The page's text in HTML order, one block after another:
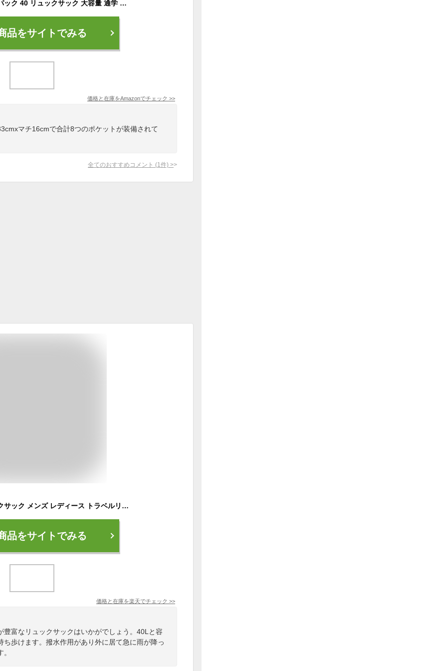
[ミズノ] NXT バックパック 40 リュックサック 大容量 通学 スポーツ用 部活 ユニセックス 33JD3001 ネイビー×レッド
品をサイトでみる
価格と在庫をAmazonでチェック >>
マチ16cmで合計8つのポケットが装備されて
全てのおすすめコメント (1 件) >
旅行リュック リュックサック メンズ レディース トラベルリュック 大容量 バックパック 40L バッグ 登山 アウトドア 撥水 旅行 遠足 登山バッグ スポーツバッグ 多機能 通学 男女兼用 1泊 2泊
品をサイトでみる
価格と在庫を楽天でチェック >>
豊富なリュックサックはいかがでしょう。40Lと容
歩けます。撥水作用があり外に居て急に雨が降っ